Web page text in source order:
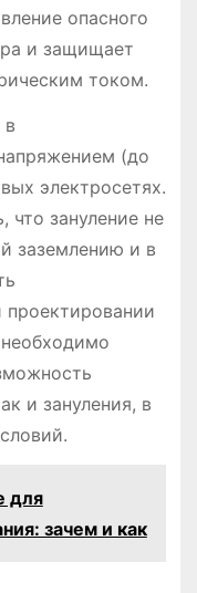
опасного
и защищает
током.
в
(до
электросетях.
что зануление не
заземлению и в
и зануления, в
для
зачем и как